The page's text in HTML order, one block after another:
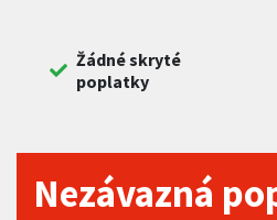
Žádné skryté
poplatky
Nezávazná